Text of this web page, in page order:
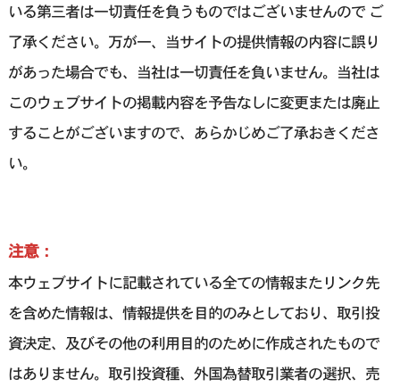
いる第三者は一切責任を負うものではございませんので ご
了承ください。万が一、当サイトの提供情報の内容に誤り
があった場合でも、当社は一切責任を負いません。当社は
このウェブサイトの掲載内容を予告なしに変更または廃止
することがございますので、あらかじめご了承おきくださ
い。
注意：
本ウェブサイトに記載されている全ての情報またリンク先
を含めた情報は、情報提供を目的のみとしており、取引投
資決定、及びその他の利用目的のために作成されたもので
はありません。取引投資種、外国為替取引業者の選択、売